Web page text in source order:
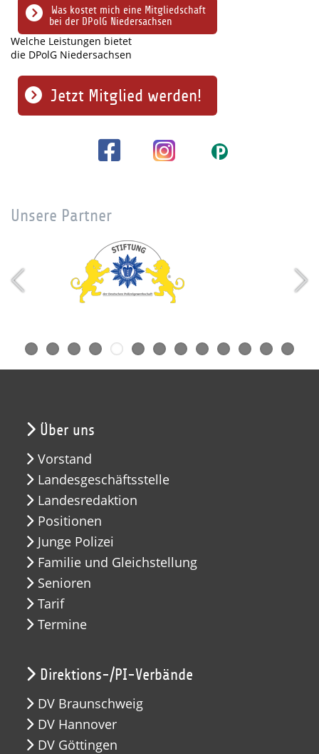
Was kostet mich eine Mitgliedschaft
bei der DPolG Niedersachsen
Welche Leistungen bietet
die DPolG Niedersachsen
Jetzt Mitglied werden!
Unsere Partner
Über uns
Vorstand
Landesgeschäftsstelle
Landesredaktion
Positionen
Junge Polizei
Familie und Gleichstellung
Senioren
Tarif
Termine
Direktions-/PI-Verbände
DV Braunschweig
DV Hannover
DV Göttingen